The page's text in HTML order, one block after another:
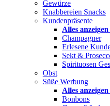
Gewürze
Knabbereien Snacks
Kundenpräsente
Alles anzeigen
Champagner
Erlesene
Sekt &
Spirituosen
Obst
Süße Werbung
Alles anzeigen
Bonbons